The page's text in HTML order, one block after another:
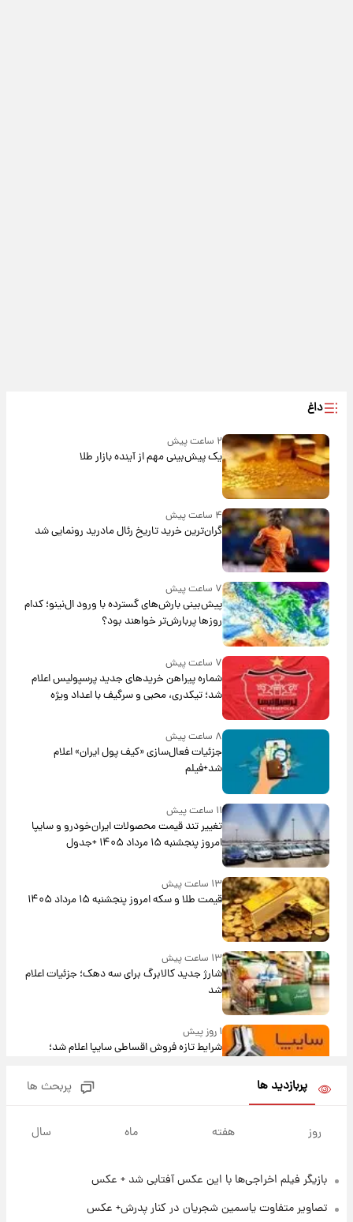
داغ
۲ ساعت پیش
یک پیش‌بینی مهم از آینده بازار طلا
۴ ساعت پیش
گران‌ترین خرید تاریخ رئال مادرید رونمایی شد
۷ ساعت پیش
پیش‌بینی بارش‌های گسترده با ورود ال‌نینو؛ کدام
روزها پربارش‌تر خواهند بود؟
۷ ساعت پیش
شماره پیراهن خریدهای جدید پرسپولیس اعلام
شد؛ تیکدری، محبی و سرگیف با اعداد ویژه
۸ ساعت پیش
جزئیات فعال‌سازی «کیف پول ایران» اعلام
شد+فیلم
۱۱ ساعت پیش
تغییر تند قیمت محصولات ایران‌خودرو و سایپا
امروز پنجشنبه ۱۵ مرداد ۱۴۰۵ +جدول
۱۳ ساعت پیش
قیمت طلا و سکه امروز پنجشنبه ۱۵ مرداد ۱۴۰۵
۱۳ ساعت پیش
شارژ جدید کالابرگ برای سه دهک؛ جزئیات اعلام
شد
۱ روز پیش
شرایط تازه فروش اقساطی سایپا اعلام شد؛
قیمت سکه و طلا فردا
۱۹ ساعت پیش
پربازدید ها پربحث ها
روز هفته ماه سال
بازیگر فیلم اخراجی‌ها با این عکس آفتابی شد + عکس
تصاویر متفاوت یاسمین شجریان در کنار پدرش+ عکس